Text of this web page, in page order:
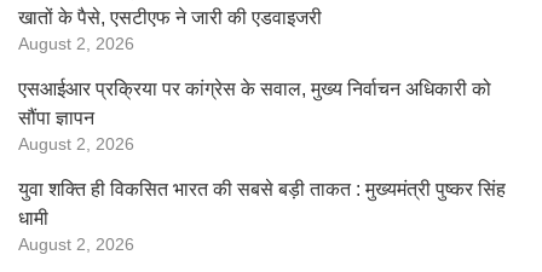
खातों के पैसे, एसटीएफ ने जारी की एडवाइजरी
August 2, 2026
एसआईआर प्रक्रिया पर कांग्रेस के सवाल, मुख्य निर्वाचन अधिकारी को
सौंपा ज्ञापन
August 2, 2026
युवा शक्ति ही विकसित भारत की सबसे बड़ी ताकत : मुख्यमंत्री पुष्कर सिंह
धामी
August 2, 2026